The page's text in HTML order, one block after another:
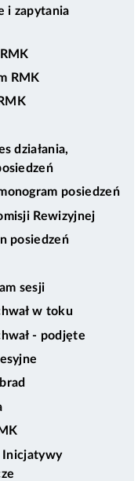
i zapytania
RMK
działania,
posiedzeń
Rewizyjnej
posiedzeń
sesji
w toku
- podjęte
Inicjatywy